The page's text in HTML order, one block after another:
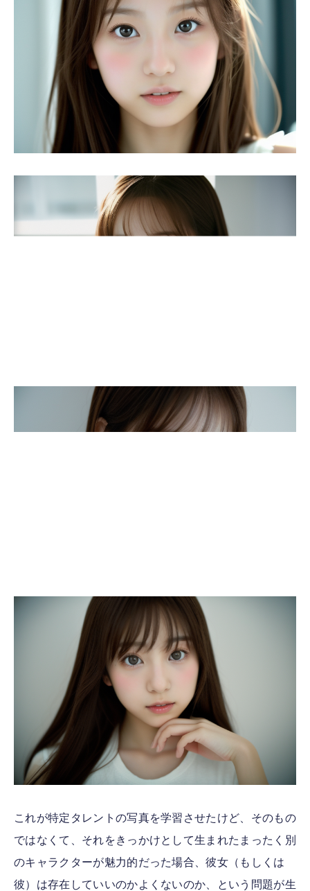
これが特定タレントの写真を学習させたけど、そのもの
ではなくて、それをきっかけとして生まれたまったく別
のキャラクターが魅力的だった場合、彼女（もしくは
彼）は存在していいのかよくないのか、という問題が生